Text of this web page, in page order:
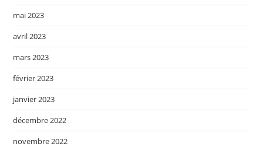
mai 2023
avril 2023
mars 2023
février 2023
janvier 2023
décembre 2022
novembre 2022